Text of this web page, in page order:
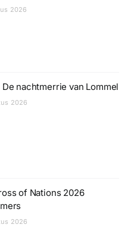
2026
De nachtmerrie van Lommel
2026
of Nations 2026
2026